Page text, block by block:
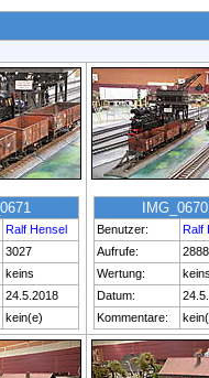
Ralf Hensel
3027
keins
24.5.2018
kein(e)
IMG_0670
Benutzer:
Ralf
Aufrufe:
2888
Wertung:
Datum:
Kommentare: